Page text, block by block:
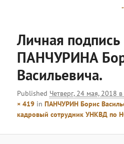
Личная подпись
ПАНЧУРИНА
Васильевича.
Published Четверг, 24 мая, 2018
× 419 inПАНЧУРИН Борис
кадровый сотрудник УНКВД по